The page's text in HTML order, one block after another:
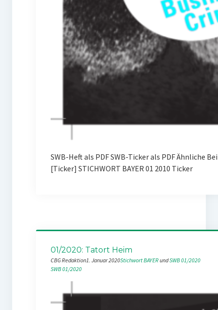
SWB-Heft als PDF SWB-Ticker als PDF Ähnliche
[Ticker] STICHWORT BAYER 01 2010 Ticker
01/2020: Tatort Heim
CBG Redaktion1. Januar 2020Stichwort BAYER und SWB 01/2020
SWB 01/2020